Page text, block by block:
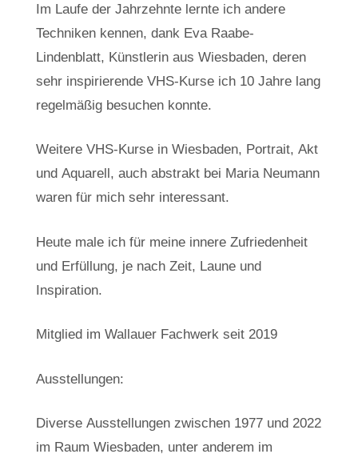
Im Laufe der Jahrzehnte lernte ich andere
Techniken kennen, dank Eva Raabe-
Lindenblatt, Künstlerin aus Wiesbaden, deren
sehr inspirierende VHS-Kurse ich 10 Jahre lang
regelmäßig besuchen konnte.
Weitere VHS-Kurse in Wiesbaden, Portrait, Akt
und Aquarell, auch abstrakt bei Maria Neumann
waren für mich sehr interessant.
Heute male ich für meine innere Zufriedenheit
und Erfüllung, je nach Zeit, Laune und
Inspiration.
Mitglied im Wallauer Fachwerk seit 2019
Ausstellungen:
Diverse Ausstellungen zwischen 1977 und 2022
im Raum Wiesbaden, unter anderem im